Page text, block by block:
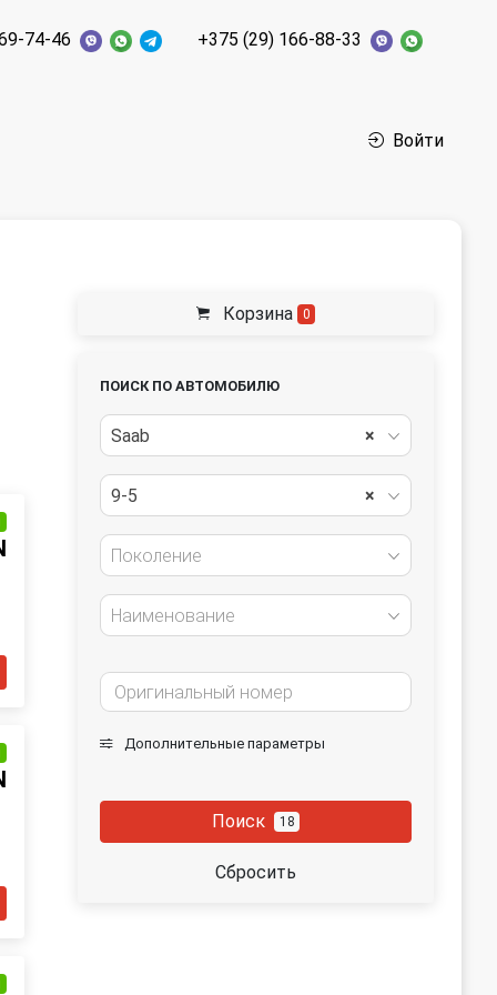
74-46 +375 (29) 166-88-33
Войти
Корзина 0
ПОИСК ПО АВТОМОБИЛЮ
×
Saab
×
9-5
Поколение
Наименование
Дополнительные параметры
Поиск 18
Сбросить